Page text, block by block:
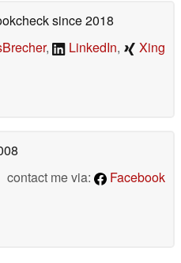
since 2018
, LinkedIn, Xing
contact me via:
Facebook